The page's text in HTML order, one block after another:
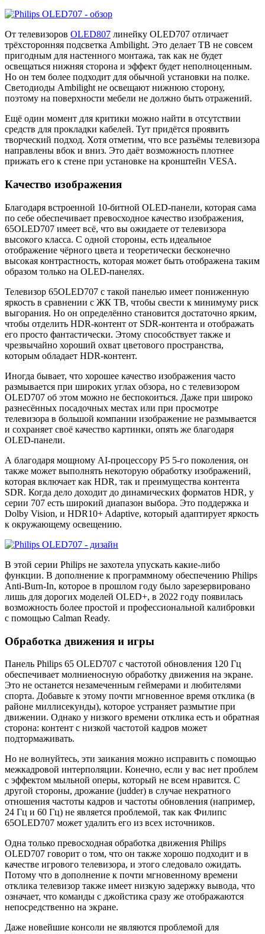
От телевизоров OLED807 линейку OLED707 отличает
трёхсторонняя подсветка Ambilight. Это делает ТВ не совсем
пригодным для настенного монтажа, так как не будет
освещаться нижняя сторона и эффект будет неполноценным.
Но он тем более подходит для обычной установки на полке.
Светодиоды Ambilight не освещают нижнюю сторону,
поэтому на поверхности мебели не должно быть отражений.
Ещё один момент для критики можно найти в отсутствии
средств для прокладки кабелей. Тут придётся проявить
творческий подход. Хотя отметим, что все разъёмы телевизора
направлены вбок и вниз. Это даёт возможность плотнее
прижать его к стене при установке на кронштейн VESA.
Качество изображения
Благодаря встроенной 10-битной OLED-панели, которая сама
по себе обеспечивает превосходное качество изображения,
65OLED707 имеет всё, что вы ожидаете от телевизора
высокого класса. С одной стороны, есть идеальное
отображение чёрного цвета и теоретически бесконечно
высокая контрастность, которая может быть отображена таким
образом только на OLED-панелях.
Телевизор 65OLED707 с такой панелью имеет пониженную
яркость в сравнении с ЖК ТВ, чтобы свести к минимуму риск
выгорания. Но он определённо становится достаточно ярким,
чтобы отделить HDR-контент от SDR-контента и отображать
его просто фантастически. Этому способствует также и
чрезвычайно хороший охват цветового пространства,
которым обладает HDR-контент.
Иногда бывает, что хорошее качество изображения часто
размывается при широких углах обзора, но с телевизором
OLED707 об этом можно не беспокоиться. Даже при широко
разнесённых посадочных местах или при просмотре
телевизора в большой компании изображение не размывается
и сохраняет своё качество картинки, опять же благодаря
OLED-панели.
А благодаря мощному AI-процессору P5 5-го поколения, он
также может выполнять некоторую обработку изображений,
которая включает как HDR, так и преимущества контента
SDR. Когда дело доходит до динамических форматов HDR, у
серии 707 есть широкий диапазон выбора. Это поддержка и
Dolby Vision, и HDR10+ Adaptive, который адаптирует яркость
к окружающему освещению.
В этой серии Philips не захотела упускать какие-либо
функции. В дополнение к программному обеспечению Philips
Anti-Burn-In, которое в прошлом году было зарезервировано
лишь для дорогих моделей OLED+, в 2022 году появилась
возможность более простой и профессиональной калибровки
с помощью Calman Ready.
Обработка движения и игры
Панель Philips 65 OLED707 с частотой обновления 120 Гц
обеспечивает молниеносную обработку движения на экране.
Это не останется незамеченным геймерами и любителями
спорта. Добавьте к этому почти мгновенное время отклика (в
районе миллисекунды), которое устраняет размытие при
движении. Однако у низкого времени отклика есть и обратная
сторона: контент с низкой частотой кадров может
подтормаживать.
Но не волнуйтесь, эти заикания можно исправить с помощью
межкадровой интерполяции. Конечно, если у вас нет проблем
с эффектом мыльной оперы, который не всем нравится. С
другой стороны, дрожание (judder) в случае некратного
отношения частоты кадров и частоты обновления (например,
24 Гц и 60 Гц) не является проблемой, так как Филипс
65OLED707 может удалить его из всех источников.
Одна только превосходная обработка движения Philips
OLED707 говорит о том, что он также хорошо подходит и в
качестве игрового телевизора, и этого следовало ожидать.
Потому что в дополнение к почти мгновенному времени
отклика телевизор также имеет низкую задержку вывода, что
означает, что команды с джойстика сразу же отображаются
непосредственно на экране.
Даже новейшие консоли не являются проблемой для